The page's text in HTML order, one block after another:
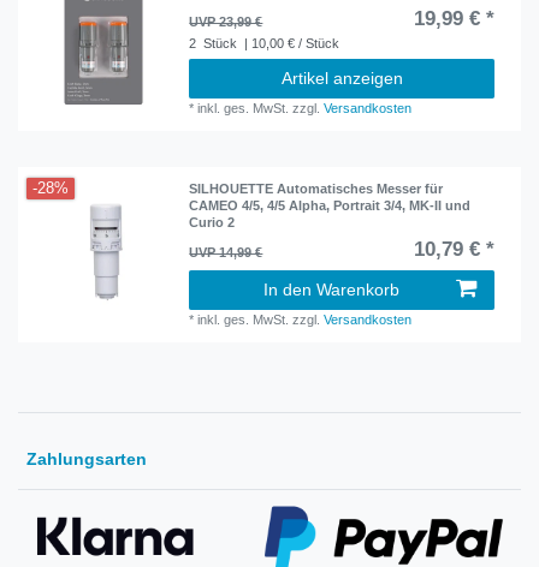
UVP 23,99 € 19,99 € *
2 Stück | 10,00 € / Stück
Artikel anzeigen
*inkl. ges. MwSt. zzgl.Versandkosten
-28%
SILHOUETTE Automatisches Messer für
CAMEO 4/5, 4/5 Alpha, Portrait 3/4, MK-II und
Curio 2
UVP 14,99 € 10,79 € *
In den Warenkorb
*inkl. ges. MwSt. zzgl.Versandkosten
Zahlungsarten